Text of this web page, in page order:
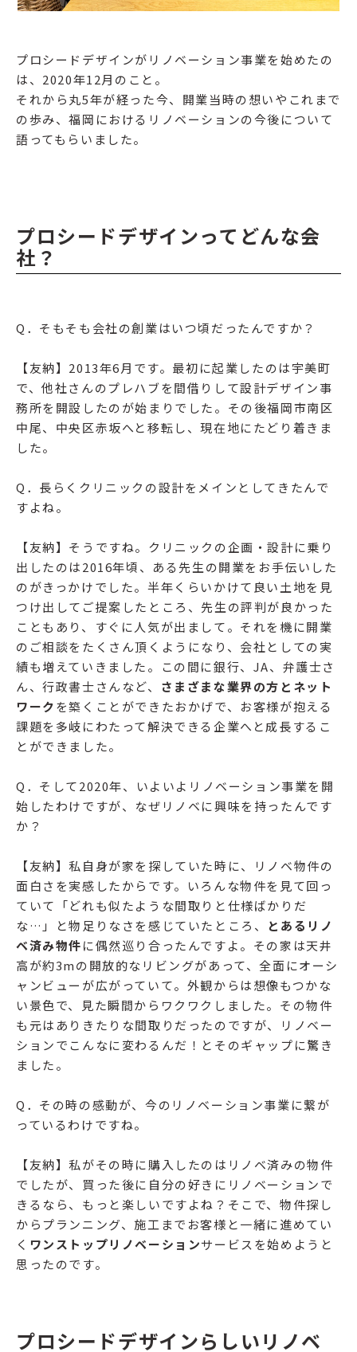
プロシードデザインがリノベーション事業を始めたの
は、2020年12月のこと。
それから丸5年が経った今、開業当時の想いやこれまで
の歩み、福岡におけるリノベーションの今後について
語ってもらいました。
プロシードデザインってどんな会
社？
Q．そもそも会社の創業はいつ頃だったんですか？
【友納】2013年6月です。最初に起業したのは宇美町
で、他社さんのプレハブを間借りして設計デザイン事
務所を開設したのが始まりでした。その後福岡市南区
中尾、中央区赤坂へと移転し、現在地にたどり着きま
した。
Q．長らくクリニックの設計をメインとしてきたんで
すよね。
【友納】そうですね。クリニックの企画・設計に乗り
出したのは2016年頃、ある先生の開業をお手伝いした
のがきっかけでした。半年くらいかけて良い土地を見
つけ出してご提案したところ、先生の評判が良かった
こともあり、すぐに人気が出まして。それを機に開業
のご相談をたくさん頂くようになり、会社としての実
績も増えていきました。この間に銀行、JA、弁護士さ
ん、行政書士さんなど、 さまざまな業界の方とネット
ワークを築くことができたおかげで、お客様が抱える
課題を多岐にわたって解決できる企業へと成長するこ
とができました。
Q．そして2020年、いよいよリノベーション事業を開
始したわけですが、なぜリノベに興味を持ったんです
か？
【友納】私自身が家を探していた時に、リノベ物件の
面白さを実感したからです。いろんな物件を見て回っ
ていて「どれも似たような間取りと仕様ばかりだ
な…」と物足りなさを感じていたところ、
とあるリノ
ベ済み物件に偶然巡り合ったんですよ。その家は天井
高が約3mの開放的なリビングがあって、全面にオーシ
ャンビューが広がっていて。外観からは想像もつかな
い景色で、見た瞬間からワクワクしました。その物件
も元はありきたりな間取りだったのですが、リノベー
ションでこんなに変わるんだ！とそのギャップに驚き
ました。
Q．その時の感動が、今のリノベーション事業に繋が
っているわけですね。
【友納】私がその時に購入したのはリノベ済みの物件
でしたが、買った後に自分の好きにリノベーションで
きるなら、もっと楽しいですよね？そこで、物件探し
からプランニング、施工までお客様と一緒に進めてい
く ワンストップリノベーションサービスを始めようと
思ったのです。
プロシードデザインらしいリノベ